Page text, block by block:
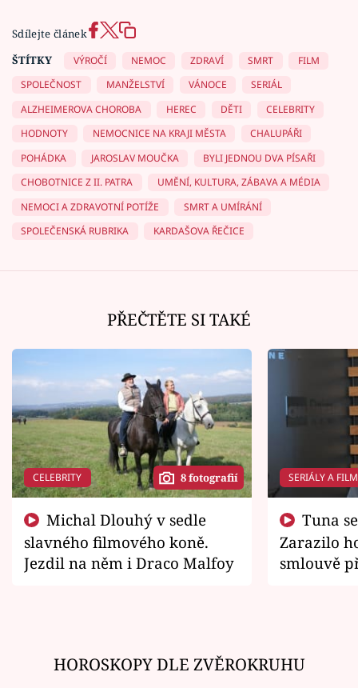
Sdílejte článek
ŠTÍTKY
VÝROČÍ NEMOC ZDRAVÍ SMRT
FILM
SPOLEČNOST
MANŽELSTVÍ VÁNOCE
SERIÁL
ALZHEIMEROVA CHOROBA
HEREC DĚTI
CELEBRITY
HODNOTY
NEMOCNICE NA KRAJI MĚSTA
CHALUPÁŘI
POHÁDKA
JAROSLAV MOUČKA
BYLI JEDNOU DVA PÍSAŘI
CHOBOTNICE Z II. PATRA
UMĚNÍ, KULTURA, ZÁBAVA A MÉDIA
NEMOCI A ZDRAVOTNÍ POTÍŽE
SMRT A UMÍRÁNÍ
SPOLEČENSKÁ RUBRIKA
KARDAŠOVA ŘEČICE
PŘEČTĚTE SI TAKÉ
CELEBRITY 8 fotografií
slavného filmového koně.
Jezdil na něm i Draco Malfoy
SERIÁLY A
Zarazilo
smlouvě
HOROSKOPY DLE ZVĚROKRUHU